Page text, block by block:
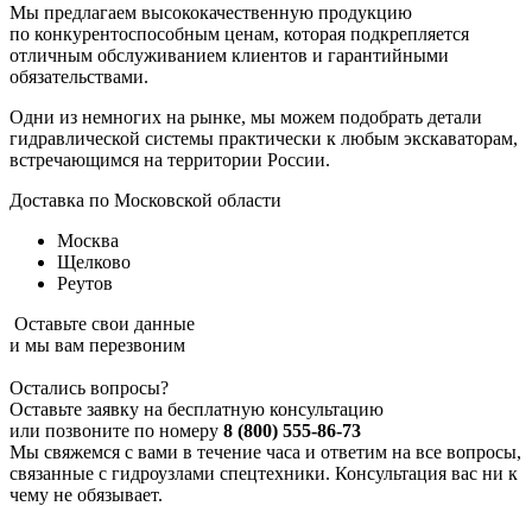
Мы предлагаем высококачественную продукцию
по конкурентоспособным ценам, которая подкрепляется
отличным обслуживанием клиентов и гарантийными
обязательствами.
Одни из немногих на рынке, мы можем подобрать детали
гидравлической системы практически к любым экскаваторам,
встречающимся на территории России.
Доставка по Московской области
Москва
Щелково
Реутов
Оставьте свои данные
и мы вам перезвоним
Остались вопросы?
Оставьте заявку на бесплатную консультацию
или позвоните по номеру 8 (800) 555-86-73
Мы свяжемся с вами в течение часа и ответим на все вопросы,
связанные с гидроузлами спецтехники. Консультация вас ни к
чему не обязывает.